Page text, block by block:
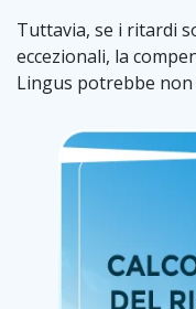
Tuttavia, se i ritardi
eccezionali, la
Lingus potrebbe non